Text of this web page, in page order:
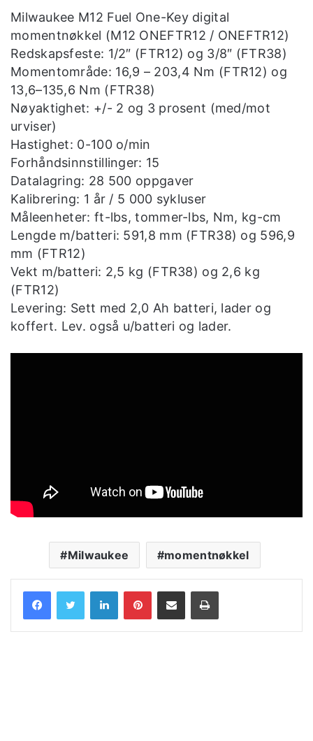
Milwaukee M12 Fuel One-Key digital
momentnøkkel (M12 ONEFTR12 / ONEFTR12)
Redskapsfeste: 1/2″ (FTR12) og 3/8″ (FTR38)
Momentområde: 16,9 – 203,4 Nm (FTR12) og
13,6–135,6 Nm (FTR38)
Nøyaktighet: +/- 2 og 3 prosent (med/mot
urviser)
Hastighet: 0-100 o/min
Forhåndsinnstillinger: 15
Datalagring: 28 500 oppgaver
Kalibrering: 1 år / 5 000 sykluser
Måleenheter: ft-lbs, tommer-lbs, Nm, kg-cm
Lengde m/batteri: 591,8 mm (FTR38) og 596,9
mm (FTR12)
Vekt m/batteri: 2,5 kg (FTR38) og 2,6 kg
(FTR12)
Levering: Sett med 2,0 Ah batteri, lader og
koffert. Lev. også u/batteri og lader.
Milwaukee momentnøkkel
LinkedInPinterestShare via Email Print